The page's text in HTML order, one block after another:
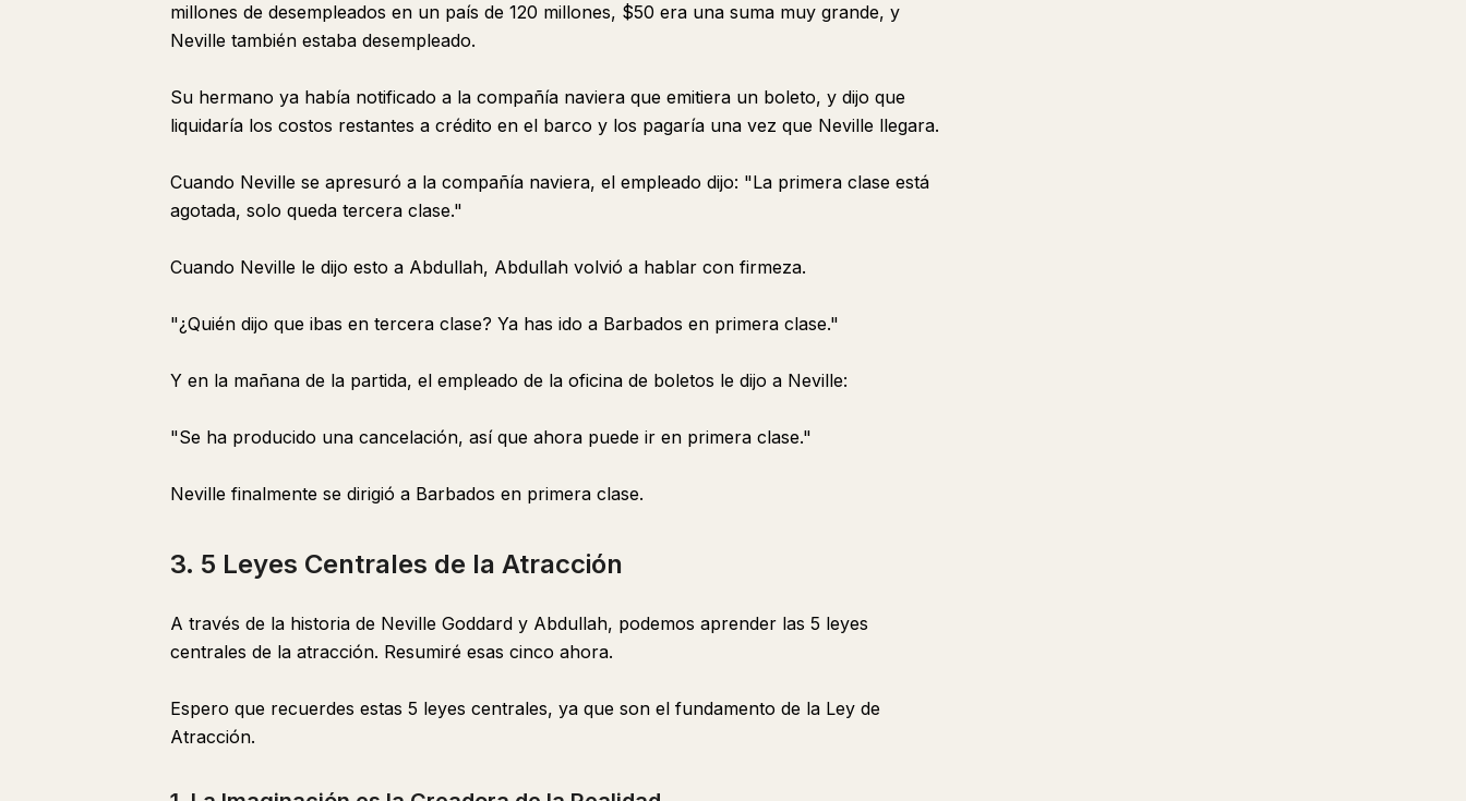
millones de desempleados en un país de 120 millones, $50 era una suma muy grande, y
Neville también estaba desempleado.
Su hermano ya había notificado a la compañía naviera que emitiera un boleto, y dijo que
liquidaría los costos restantes a crédito en el barco y los pagaría una vez que Neville llegara.
Cuando Neville se apresuró a la compañía naviera, el empleado dijo: "La primera clase está
agotada, solo queda tercera clase."
Cuando Neville le dijo esto a Abdullah, Abdullah volvió a hablar con firmeza.
"¿Quién dijo que ibas en tercera clase? Ya has ido a Barbados en primera clase."
Y en la mañana de la partida, el empleado de la oficina de boletos le dijo a Neville:
"Se ha producido una cancelación, así que ahora puede ir en primera clase."
Neville finalmente se dirigió a Barbados en primera clase.
3. 5 Leyes Centrales de la Atracción
A través de la historia de Neville Goddard y Abdullah, podemos aprender las 5 leyes
centrales de la atracción. Resumiré esas cinco ahora.
Espero que recuerdes estas 5 leyes centrales, ya que son el fundamento de la Ley de
Atracción.